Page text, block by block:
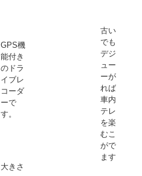
GPS機
能付き
のドラ
イブレ
コーダ
ーで
す。
大きさ
古い車
でも地
デジチ
ューナ
ーがあ
れば、
車内で
テレビ
を楽し
むこと
ができ
ます。